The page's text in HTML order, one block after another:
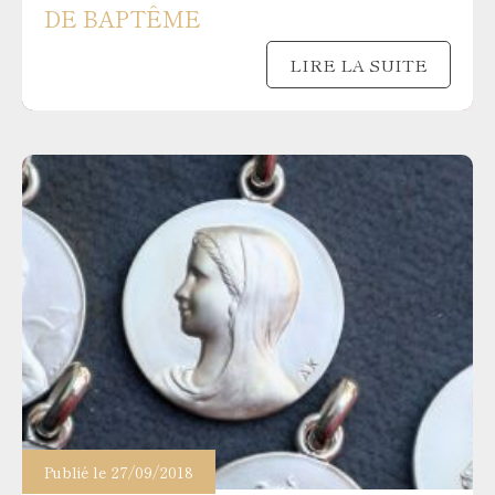
DE BAPTÊME
LIRE LA SUITE
Publié le 27/09/2018